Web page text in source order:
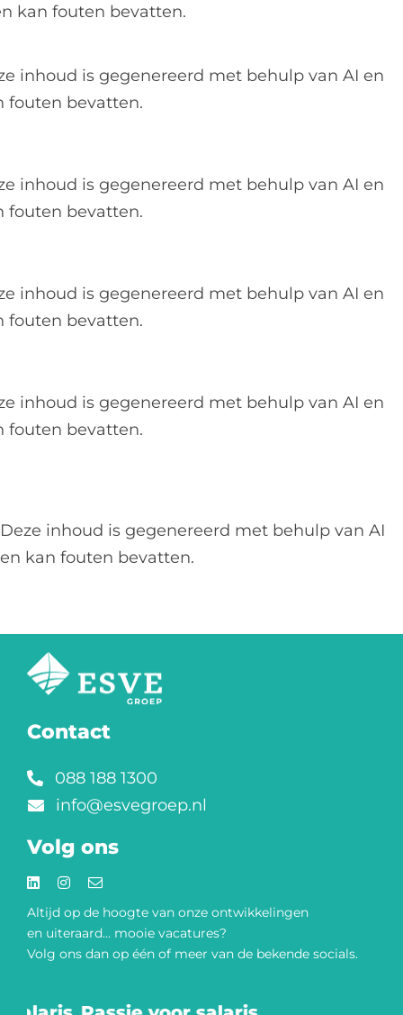
kan fouten bevatten.
inhoud is gegenereerd met behulp van AI en
fouten bevatten.
inhoud is gegenereerd met behulp van AI en
fouten bevatten.
inhoud is gegenereerd met behulp van AI en
fouten bevatten.
inhoud is gegenereerd met behulp van AI en
fouten bevatten.
Deze inhoud is gegenereerd met behulp van AI
en kan fouten bevatten.
Contact
088 188 1300
info@esvegroep.nl
Volg ons
Altijd op de hoogte van onze ontwikkelingen
en uiteraard… mooie vacatures?
Volg ons dan op één of meer van de bekende socials.​